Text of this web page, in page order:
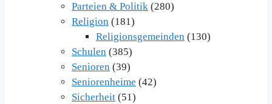
Parteien & Politik (280)
Religion (181)
Religionsgemeinden (130)
Schulen (385)
Senioren (39)
Seniorenheime (42)
Sicherheit (51)